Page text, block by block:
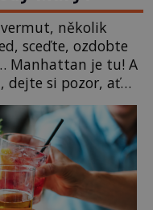
několik
sceďte, ozdobte
Manhattan je tu! A
dejte si pozor, ať
či klidně
whisku. Co se
ale už to